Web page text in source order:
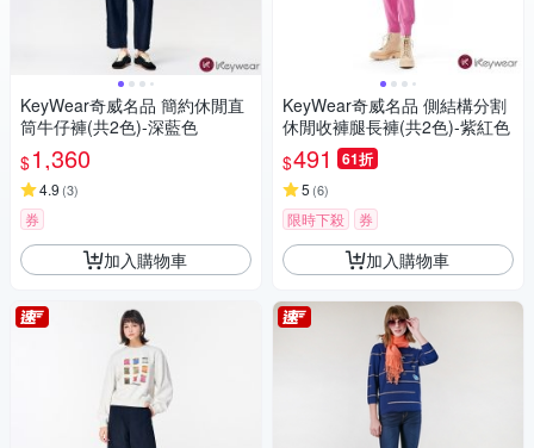
KeyWear奇威名品 簡約休閒直
筒牛仔褲(共2色)-深藍色
$1,360
4.9 (3)
券
加入購物車
KeyWear奇威名品 側結構分割
休閒收褲腿長褲(共2色)-紫紅色
$491 61折
5 (6)
限時下殺 券
加入購物車